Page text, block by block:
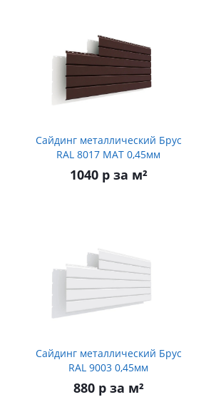
Сайдинг металлический Брус
RAL 8017 МАТ 0,45мм
1040 р за м²
Сайдинг металлический Брус
RAL 9003 0,45мм
880 р за м²